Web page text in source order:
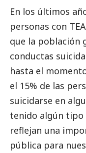
En los últimos
personas con
que la población
conductas
hasta el
el 15% de las
suicidarse en
tenido algún tipo
reflejan una
pública para